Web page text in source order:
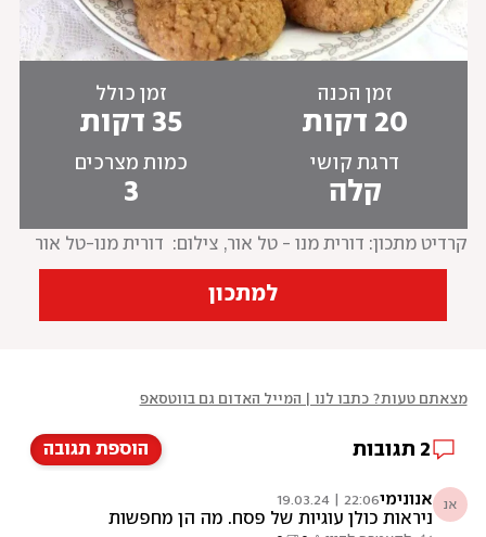
זמן הכנה
20 דקות
זמן כולל
35 דקות
דרגת קושי
קלה
כמות מצרכים
3
קרדיט מתכון: דורית מנו - טל אור, צילום:  דורית מנו-טל אור
למתכון
מצאתם טעות? כתבו לנו | המייל האדום גם בווטסאפ
הוספת תגובה 2 תגובות
אנ אנונימי22:06 | 19.03.24
ניראות כולן עוגיות של פסח. מה הן מחפשות